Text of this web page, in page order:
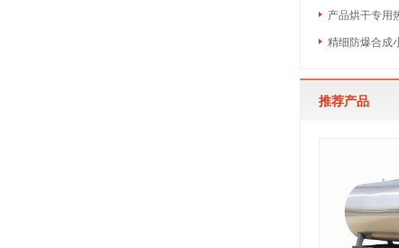
产品烘干专用
精细防爆合成
推荐产品